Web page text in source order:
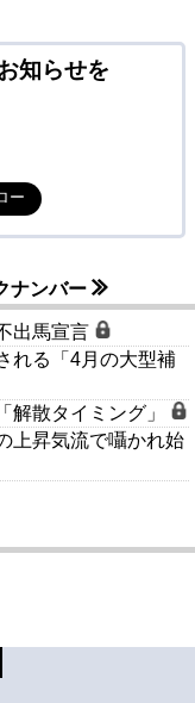
知らせを
ー
ナンバー
出馬宣言
れる「4月の大型補
解散タイミング」
上昇気流で囁かれ始